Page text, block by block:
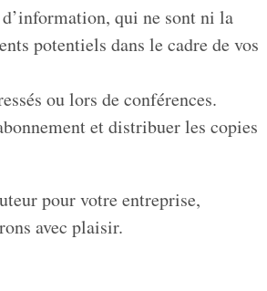
qui ne sont ni la
potentiels dans le cadre de vos
ou lors de conférences.
et distribuer les copies
pour votre entreprise,
avec plaisir.